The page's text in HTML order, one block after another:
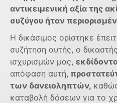
αντικειμενική αξία της
συζύγου ήταν
Η δικάσιμος ορίστηκε
συζήτηση αυτής, ο
ισχυρισμών μας,
απόφαση αυτή,
των δανειοληπτών,
καταβολή δόσεων για το